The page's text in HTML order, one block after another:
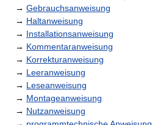
→ Gebrauchsanweisung
→ Haltanweisung
→ Installationsanweisung
→ Kommentaranweisung
→ Korrekturanweisung
→ Leeranweisung
→ Leseanweisung
→ Montageanweisung
→ Nutzanweisung